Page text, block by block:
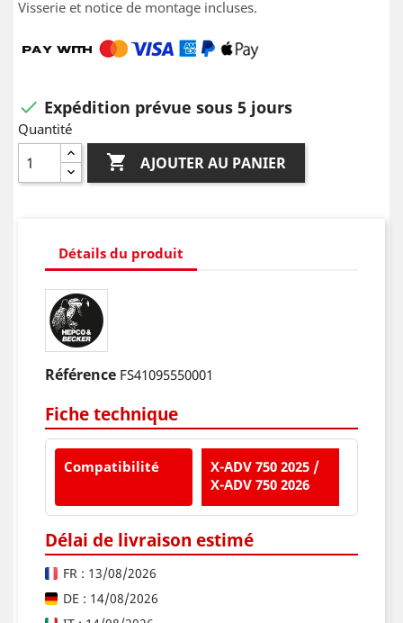
Visserie et notice de montage incluses.
 Expédition prévue sous 5 jours
Quantité
 AJOUTER AU PANIER
Détails du produit
Référence FS41095550001
Fiche technique
Compatibilité
X-ADV 750 2025 /
X-ADV 750 2026
Délai de livraison estimé
FR : 13/08/2026
DE : 14/08/2026